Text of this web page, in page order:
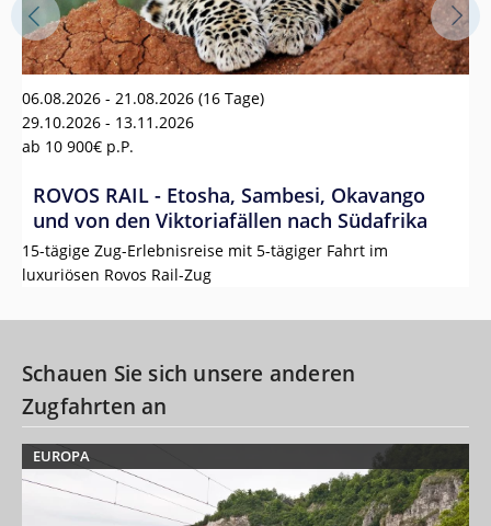
06.08.2026 - 21.08.2026 (16 Tage)
29.10.2026 - 13.11.2026
ab 10 900€ p.P.
ROVOS RAIL - Etosha, Sambesi, Okavango
und von den Viktoriafällen nach Südafrika
15-tägige Zug-Erlebnisreise mit 5-tägiger Fahrt im
luxuriösen Rovos Rail-Zug
Schauen Sie sich unsere anderen
Zugfahrten an
EUROPA